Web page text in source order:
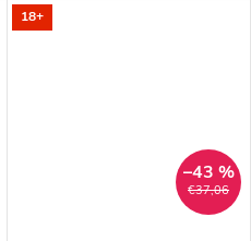
18+
€37,06
–43 %